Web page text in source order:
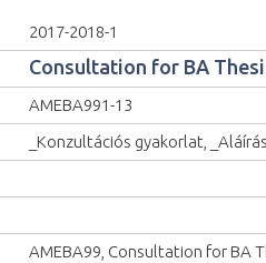
2017-2018-1
Consultation for BA
AMEBA991-13
_Konzultációs gyakorlat,
AMEBA99, Consultation for BA